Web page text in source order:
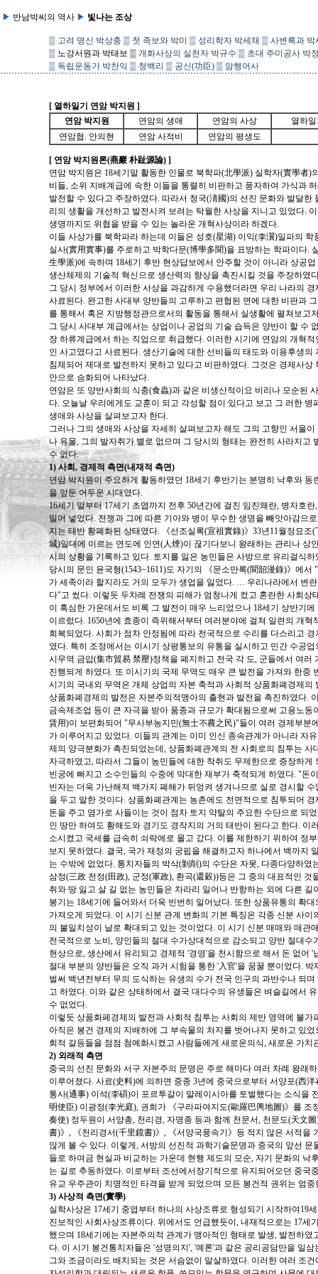
▶ 반남박씨의 역사 ▶ 빛나는 조상
▒ 고려 명신 박상충 ▒ 첫 족보와 박미 ▒ 성리학자 박세채 ▒ 사변록과 박
▒ 노강서원과 박태보 ▒ 개화사상의 실천자 박규수 ▒ 초대 주미공사 박
▒ 독립운동가 박찬익 ▒ 청백리 ▒ 공신(功臣) ▒ 암행어사
[ 열하일기 연암 박지원 ]
연암 박지원
연암의 생애 연암의 사상
열하
연암협. 안의현
연암 사적비 연암의 평생도
[ 연암 박지원론(燕巖 朴趾源論) ]
연암 박지원은 18세기말 활동한 인물로 북학파(北學派) 실학자(實學者)
비들, 소위 지배계급에 속한 이들을 통렬히 비판하고 풍자하여 가식과
발전할 수 있다고 주장하였다. 따라서 청국(淸國)의 선진 문화와 발달
리의 생활을 개선하고 발전시켜 보려는 탁월한 사상을 지니고 있었다.
생명까지도 위협을 받을 수 있는 놀라운 개혁사상이라 하겠다.
이들 사상가를 북학파라 하는데 이들은 성호(星湖) 이익(李瀷)일파의
실사(實用實事)를 주로하고 박학다문(博學多聞)을 표방하는 학파이다.
生學派)에 속하며 18세기 후반 현상답보에서 안주할 것이 아니라 상공
생산체제의 기술적 혁신으로 생산력의 향상을 촉진시킬 것을 주장하였
그 당시 정부에서 이러한 사상을 과감하게 수용했더라면 우리 나라의
사료된다. 완고한 사대부 양반들의 고루하고 편협된 면에 대한 비판과
를 통해서 혹은 지방행정관으로서의 활동을 통해서 실생활에 펼쳐보고
그 당시 사대부 계급에서는 상업이나 공업의 기술 습득은 양반이 할 수
장 하류계급에서 하는 직업으로 취급했다. 이러한 시기에 연암의 개혁
인 사고였다고 사료된다. 생산기술에 대한 선비들의 태도와 이용후생
침체되어 제대로 발전하지 못하고 있다고 비판하였다. 그것은 경제사
안으로 승화되어 나타났다.
연암은 또 양반사회의 식충(食蟲)과 같은 비생산적이요 비리나 모순된
다. 오늘날 우리에게도 교훈이 되고 각성할 점이 있다고 보고 그 러한
생애와 사상을 살펴보고자 한다.
그러나 그의 생애와 사상을 자세히 살펴보고자 해도 그의 고향인 서울
나 유물, 그의 발자취가 별로 없으며 그 당시의 형태는 완전히 사라지고
수 없다.
1) 사회, 경제적 측면(내재적 측면)
연암 박지원이 주요하게 활동하였던 18세기 후반기는 분명히 낙후와
을 앞둔 어두운 시대였다.
16세기 말부터 17세기 초엽까지 전후 50년간에 걸친 임진왜란, 병자호
밀어 넣었다. 전쟁과 그에 따른 기아와 병이 무수한 생명을 빼앗아감으
지는 태반 황폐화된 상태였다. 《선조실록(宣祖實錄)》33년11월정묘
城)일대에 이르는 연도에 인연(人煙)이 끊기다보니 왕래하는 관리나 상
시의 상황을 기록하고 있다. 토지를 잃은 농민들은 사방으로 유리걸식
당시의 문인 윤국형(1543~1611)도 자기의 《문소만록(聞韶漫錄)》에
가 세족이라 할지라도 거의 모두가 생업을 잃었다. … 우리나라에서 변
다"고 썼다. 이렇듯 두차례 전쟁의 피해가 엄청나게 컸고 혼란한 사회상
이 혹심한 가운데서도 비록 그 발전이 매우 느리었으나 18세기 상반기
이르렀다. 1650년에 효종이 즉위해서부터 여러분야에 걸쳐 일련의 개
회복되었다. 사회가 점차 안정됨에 따라 전국적으로 수리를 다스리고
였다. 특히 조정에서는 이시기 상평통보의 유통을 실시하고 민간 수공
시무역 금압(集市貿易 禁壓)정책을 폐지하고 전국 각 도, 군들에서 여러
진행되게 하였다. 또 이시기의 국제 무역도 매우 큰 발전을 가져와 한중
시기의 국내외 무역은 개체 상업의 자본 축적과 사회적 상품화폐경제의
상품화폐경제의 발전은 자본주의적맹아의 출현과 발전을 촉진하였다.
금속제조업 등이 큰 자극을 받아 품종과 규모가 확대됨으로써 고용노
賃用)이 보편화되어 "무사부농지민(無士不農之民)"들이 여러 경제부분
가 이루어지고 있었다. 이들의 관계는 이미 인신 종속관계가 아니라 자
제의 양극분화가 촉진되었는데, 상품화폐관계의 전 사회로의 침투는
자극하였고, 따라서 그들이 농민들에 대한 착취도 무제한으로 증장하
빈궁에 빠지고 소수인들의 수중에 막대한 재부가 축적되게 하였다. "돈
빈자는 더욱 가난해져 백가지 폐해가 뒤엉켜 생겨나므로 실로 경시할
을 두고 말한 것이다. 상품화폐관계는 농촌에도 전면적으로 침투되어
돈을 주고 염가로 사들이는 것이 점차 토지 약탈의 주요한 수단으로 되
인 땅만 하여도 황해도와 경기도 경작지의 거의 태반이 된다고 한다. 이
소시켰고 국세를 급속히 쇠락에로 몰고 갔다. 이를 제한하기 위하여 정
보지 못하였다. 결국, 국가 재정의 궁핍을 해결하고자 하나에서 백까지
는 수밖에 없었다. 통치자들의 박삭(剝削)의 수단은 자못, 다종다양하
삼정(三政 전정(田政), 군정(軍政), 환곡(還穀))등은 그 중의 대표적인 것
취와 땅 잃고 살 길 없는 농민들은 차라리 일어나 반항하는 외에 다른
봉기는 18세기에 들어와서 더욱 빈번히 일어났다. 또한 상품유통의 확
가져오게 되었다. 이 시기 신분 관계 변화의 기본 특징은 각종 신분 사
의 불일치성이 날로 확대되고 있는 것이었다. 이 시기 신분 매매와 매관
전국적으로 노비, 양인들의 절대 수가상대적으로 감소되고 양반 절대
현상으로, 생산에서 유리되고 경제적 '경영'을 천시함으로 해서 돈 없어
절대 부분의 양반들은 오직 과거 시험을 통한 '入官'을 꿈꿀 뿐이었다.
벌써 백년전부터 무의 도식하는 유생의 수가 전국 인구의 과반수나 되
고 하였다. 이와 같은 상태하에서 결국 대다수의 유생들은 벼슬길에서
수 없었다.
이렇듯 상품화페경제의 발전과 사회적 침투는 사회의 제반 영역에 불
아직은 봉건 경제의 지배하에 그 부속물의 처지를 벗어나지 못하고 있
회적 갈등들을 점점 첨예화시켰고 사람들에게 새로운의식, 새로운 가치
2) 외래적 측면
중국의 선진 문화와 서구 자본주의 문명은 주로 해마다 여러 차례 왕래
이루어졌다. 사료(史料)에 의하면 중종 3년에 중국으로부터 서양포(西
통사(通事) 이석(李碩)이 포르투갈이 말레이시아를 토벌했다는 소식을
明使臣) 이광정(李光庭), 권희가 《구라파여지도(歐羅巴輿地圖)》를 조
奏使) 정두원이 서양총, 천리경, 자명종 등과 함께 천문서, 천문도(天文
書)》, 《천리경서(千里鏡書)》, 《서양국풍속기》등 적지 않은 서적을
않게 볼 수 있다. 이렇게, 서방의 선진적 과학기술문명과 중국의 앞선
들로 하여금 현실과 비교하는 가운데 현행 제도의 모순, 자기 문화의 낙
는 길로 추동하였다. 이로부터 조선에서장기적으로 유지되어오던 중국
유교 우주관이 치명적인 타격을 받게 되었으며 모든 봉건적 권위는 엄
3) 사상적 측면(實學)
실학사상은 17세기 중엽부터 하나의 사상조류로 형성되기 시작하여19
진보적인 사회사상조류이다. 위에서도 언급했듯이, 내재적으로는 17세
했으며 18세기에는 자본주의적 관계가 맹아적인 형태로 발생, 발전하
다. 이 시기 봉건통치자들은 '성명의지', '예론'과 같은 공리공담만을 일
그와 조금이라도 배치되는 것은 서슴없이 말살하였다. 이러한 여러 조